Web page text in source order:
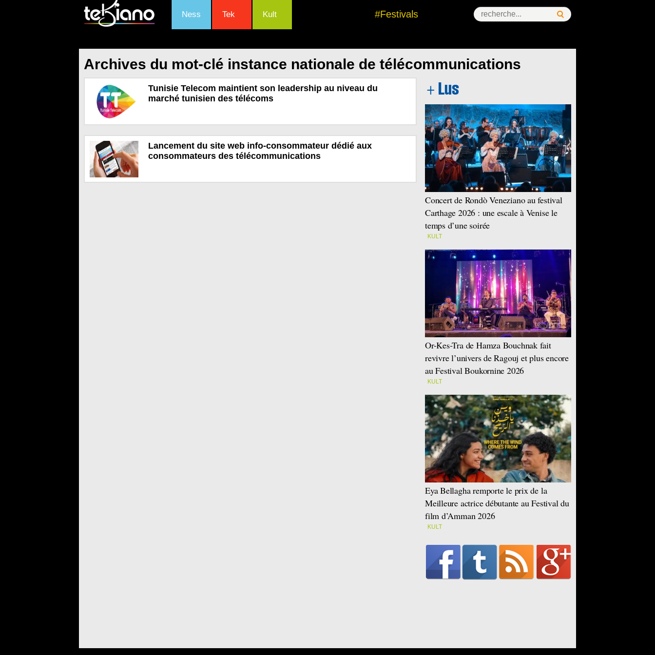
Ness Tek Kult #Festivals
Archives du mot-clé instance nationale de télécommunications
Tunisie Telecom maintient son leadership au niveau du
marché tunisien des télécoms
Lancement du site web info-consommateur dédié aux
consommateurs des télécommunications
Concert de Rondò Veneziano au festival
Carthage 2026 : une escale à Venise le
temps d’une soirée
KULT
Or-Kes-Tra de Hamza Bouchnak fait
revivre l’univers de Ragouj et plus encore
au Festival Boukornine 2026
KULT
Eya Bellagha remporte le prix de la
Meilleure actrice débutante au Festival du
film d’Amman 2026
KULT